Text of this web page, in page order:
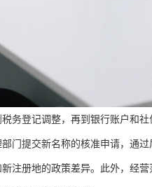
务登记调整，再到银行账户和
门提交新名称的核准申请，通
注册地的政策差异。此外，经